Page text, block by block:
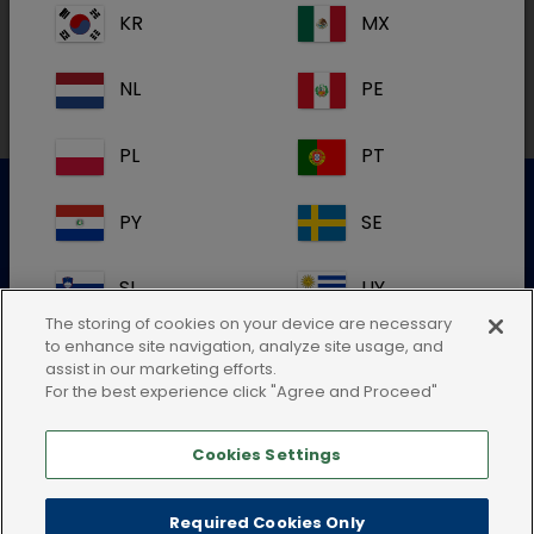
Lokale adresser
For mer informasjon, vennligst kontakt vårt
kundeserviceteam
Send inn en elektronisk forespørsel
eller ring:48020798
KR MX
NL PE
PL PT
PY SE
SI UY
VE Global
Hvis du ikke finner din posisjon i landet,
The storing of cookies on your device are necessary
to enhance site navigation, analyze site usage, and
assist in our marketing efforts.
For the best experience click "Agree and Proceed"
Cookies Settings
Required Cookies Only